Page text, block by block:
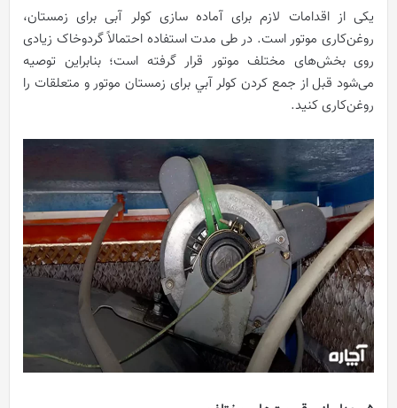
یکی از اقدامات لازم برای آماده سازی کولر آبی برای زمستان،
روغن‌کاری موتور است. در طی مدت استفاده احتمالاً گردوخاک زیادی
روی بخش‌های مختلف موتور قرار گرفته است؛ بنابراین توصیه
می‌شود قبل از جمع کردن کولر آبي برای زمستان موتور و متعلقات را
روغن‌کاری کنید.